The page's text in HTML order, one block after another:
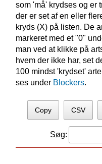
som 'må' krydses og er
der er set af en eller
kryds (X) på listen. De
markeret med et "0"
man ved at klikke på
hvem der ikke har, set
100 mindst 'krydset'
ses under Blockers.
Copy CSV
Søg: